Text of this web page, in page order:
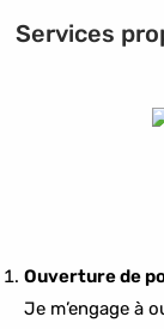
Services
Ouverture de
Je m’engage à